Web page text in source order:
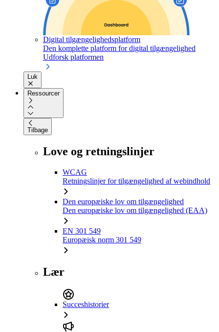
Digital tilgængelighedsplatform
Den komplette platform for digital tilgængelighed
Udforsk platformen
Luk
Ressourcer
Tilbage
Love og retningslinjer
WCAG
Retningslinjer for tilgængelighed af webindhold
Den europæiske lov om tilgængelighed
Den europæiske lov om tilgængelighed (EAA)
EN 301 549
Europæisk norm 301 549
Lær
Succeshistorier